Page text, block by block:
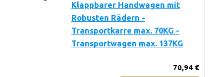
Klappbarer Handwagen mit
Robusten Rädern -
Transportkarre max. 70KG -
Transportwagen max. 137KG
70,94 €